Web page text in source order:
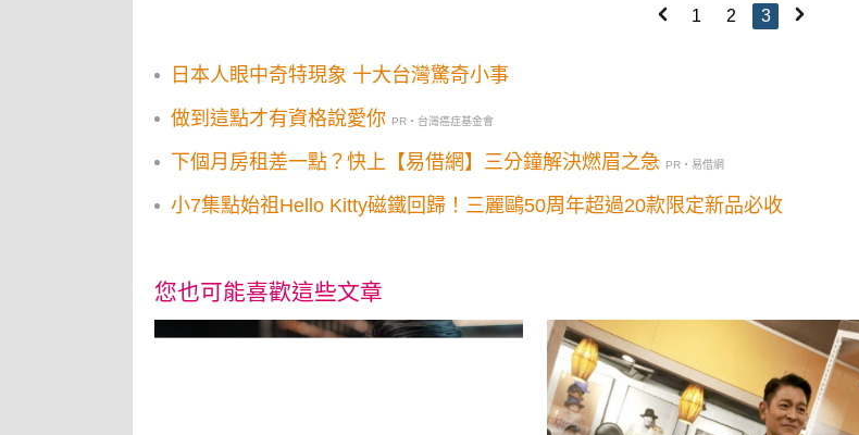
1 2 3
日本人眼中奇特現象 十大台灣驚奇小事
做到這點才有資格說愛你 PR・台灣癌症基金會
下個月房租差一點？快上【易借網】三分鐘解決燃眉之急 PR・易借網
小7集點始祖Hello Kitty磁鐵回歸！三麗鷗50周年超過20款限定新品必收
您也可能喜歡這些文章